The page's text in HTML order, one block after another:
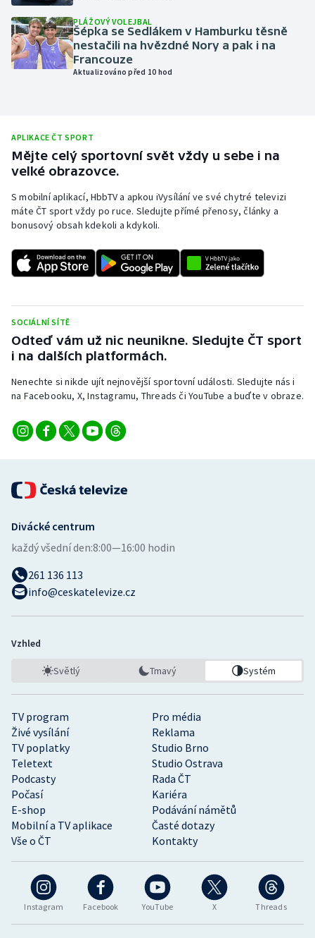
Parasport
Rychlostní kanoistika
Short track
Stolní tenis
Triatlon
Veslování
Vodní slalom
Ostatní
PLÁŽOVÝ VOLEJBAL
Šépka se Sedlákem v Hamburku těsně
nestačili na hvězdné Nory a pak i na
Francouze
Aktualizováno před 10 hod
APLIKACE ČT SPORT
Mějte celý sportovní svět vždy u sebe i na
velké obrazovce.
S mobilní aplikací, HbbTV a apkou iVysílání ve své chytré televizi
máte ČT sport vždy po ruce. Sledujte přímé přenosy, články a
bonusový obsah kdekoli a kdykoli.
SOCIÁLNÍ SÍTĚ
Odteď vám už nic neunikne. Sledujte ČT sport
i na dalších platformách.
Nenechte si nikde ujít nejnovější sportovní události. Sledujte nás i
na Facebooku, X, Instagramu, Threads či YouTube a buďte v obraze.
Instagram Facebook YouTube X Threads
TV program
Pro média
Živé vysílání
Reklama
TV poplatky
Studio Brno
Teletext
Studio Ostrava
Podcasty
Rada ČT
Počasí
Kariéra
E-shop
Podávání námětů
Mobilní a TV aplikace
Časté dotazy
Vše o ČT
Kontakty
Divácké centrum
každý všední den:8:00—16:00 hodin
261 136 113
info@ceskatelevize.cz
Vzhled
Světlý Tmavý Systém